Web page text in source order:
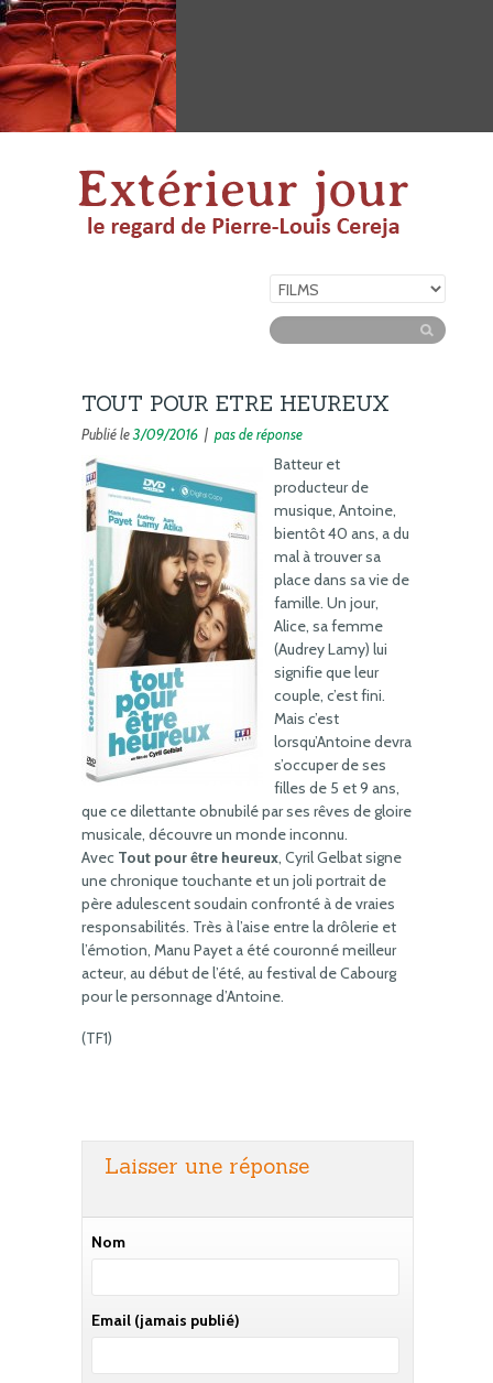
TOUT POUR ETRE HEUREUX
Publié le3/09/2016 | pas de réponse
Batteur et
producteur de
musique, Antoine,
bientôt 40 ans, a du
mal à trouver sa
place dans sa vie de
famille. Un jour,
Alice, sa femme
(Audrey Lamy) lui
signifie que leur
couple, c’est fini.
Mais c’est
lorsqu’Antoine devra
s’occuper de ses
filles de 5 et 9 ans,
que ce dilettante obnubilé par ses rêves de gloire
musicale, découvre un monde inconnu.
Avec Tout pour être heureux, Cyril Gelbat signe
une chronique touchante et un joli portrait de
père adulescent soudain confronté à de vraies
responsabilités. Très à l’aise entre la drôlerie et
l’émotion, Manu Payet a été couronné meilleur
acteur, au début de l’été, au festival de Cabourg
pour le personnage d’Antoine.
(TF1)
Laisser une réponse
Nom
Email (jamais publié)